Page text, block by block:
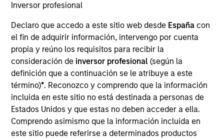
Inversor profesional
Declaro que accedo a este sitio web desde España con
el fin de adquirir información, intervengo por cuenta
propia y reúno los requisitos para recibir la
consideración de inversor profesional(según la
definición que a continuación se le atribuye a este
término)*. Reconozco y comprendo que la información
incluida en este sitio no está destinada a personas de
Estados Unidos y que estas no deben acceder a ella.
Comprendo asimismo que la información incluida en
este sitio puede referirse a determinados productos
Morgan Stanley Investment Funds (la Sociedad) es una
SICAV de Luxemburgo sujeta a la Directiva 2009/65/CE y
registrada en la Comisión Nacional del Mercado de
Valores (CNMV) con el número de registro oficial 149. El
folleto de la Sociedad, el folleto completo o el documento
con los datos fundamentales para el inversor en relación
con cada uno de los sub-fondos de la Sociedad, así como
el resto de la documentación de la Sociedad pueden
obtenerse en los enlaces a los correspondientes a cada
uno de los sub-fondos en la sección “Publicaciones” y a
través de sus entidades comercializadoras. Puede obtener
una lista de dichas entidades comercializadoras en la
página web de la CNMVwww.cnmv.es